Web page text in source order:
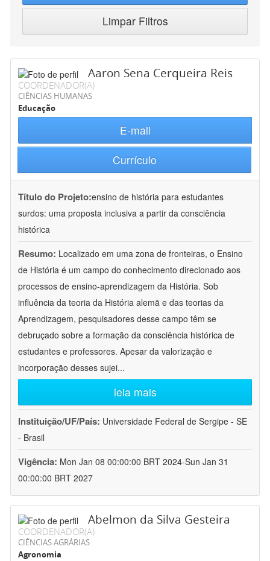
Limpar Filtros
Aaron Sena Cerqueira Reis
COORDENADOR(A)
CIÊNCIAS HUMANAS
Educação
E-mail
Currículo
Título do Projeto:ensino de história para estudantes
surdos: uma proposta inclusiva a partir da consciência
histórica
Resumo: Localizado em uma zona de fronteiras, o Ensino
de História é um campo do conhecimento direcionado aos
processos de ensino-aprendizagem da História. Sob
influência da teoria da História alemã e das teorias da
Aprendizagem, pesquisadores desse campo têm se
debruçado sobre a formação da consciência histórica de
estudantes e professores. Apesar da valorização e
incorporação desses sujei...
leia mais
Instituição/UF/País: Universidade Federal de Sergipe - SE
- Brasil
Vigência: Mon Jan 08 00:00:00 BRT 2024-Sun Jan 31
00:00:00 BRT 2027
Abelmon da Silva Gesteira
COORDENADOR(A)
CIÊNCIAS AGRÁRIAS
Agronomia